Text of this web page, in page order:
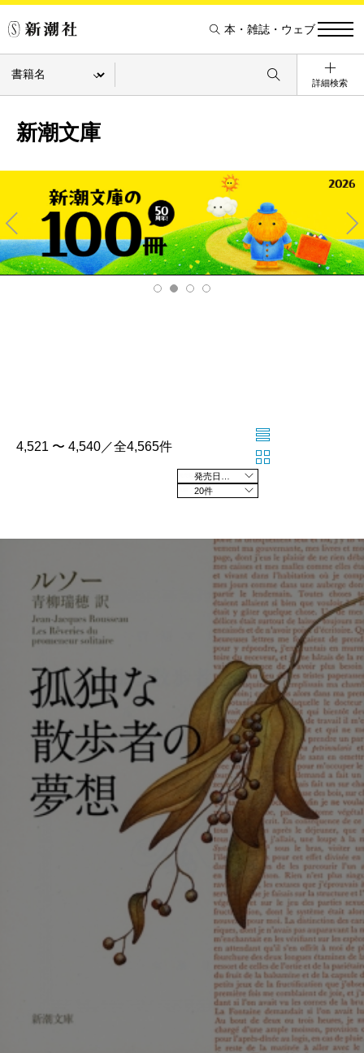
本・雑誌・ウェブ
詳細検索
新潮文庫
Pre
v
Ne
xt
4,521 〜 4,540／全4,565件
20件